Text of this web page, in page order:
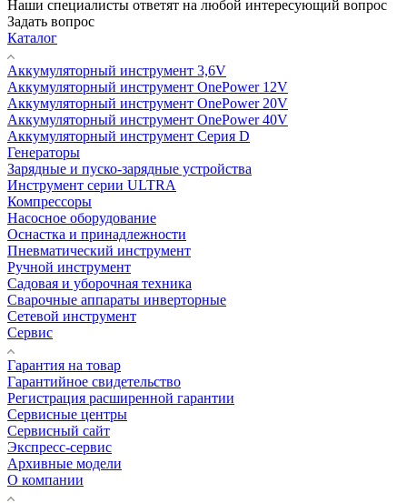
Наши специалисты ответят на любой интересующий вопрос
Задать вопрос
Каталог
Аккумуляторный инструмент 3,6V
Аккумуляторный инструмент OnePower 12V
Аккумуляторный инструмент OnePower 20V
Аккумуляторный инструмент OnePower 40V
Аккумуляторный инструмент Серия D
Генераторы
Зарядные и пуско-зарядные устройства
Инструмент серии ULTRA
Компрессоры
Насосное оборудование
Оснастка и принадлежности
Пневматический инструмент
Ручной инструмент
Садовая и уборочная техника
Сварочные аппараты инверторные
Сетевой инструмент
Сервис
Гарантия на товар
Гарантийное свидетельство
Регистрация расширенной гарантии
Сервисные центры
Сервисный сайт
Экспресс-сервис
Архивные модели
О компании